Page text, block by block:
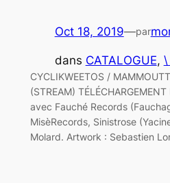
Oct 18, 2019—par
dans CATALOGUE, \
CYCLIKWEETOS /
(STREAM)
avec Fauché Records
MisèRecords, Sinistrose
Molard. Artwork : Sebastien